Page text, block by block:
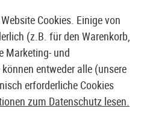
SHOP & GROßHÄNDLER
Cookies. Einige von
(z.B. für den Warenkorb,
Marketing- und
entweder alle (unsere
erforderliche Cookies
zum Datenschutz lesen.